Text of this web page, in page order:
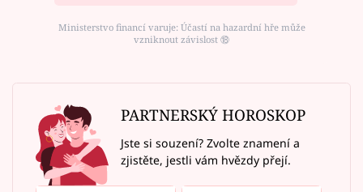
Ministerstvo financí varuje: Účastí na hazardní hře může
vzniknout závislost ⑱
PARTNERSKÝ HOROSKOP
Jste si souzení? Zvolte znamení a
zjistěte, jestli vám hvězdy přejí.